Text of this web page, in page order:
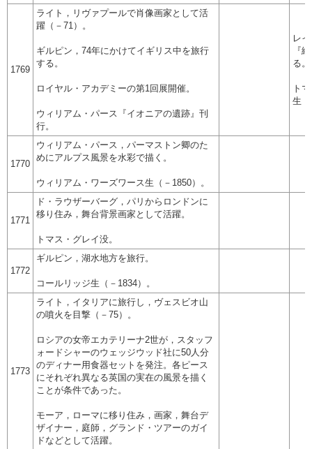
1769
ライト，リヴァプールで肖像画家として活
躍（－71）。
ギルピン，74年にかけてイギリス中を旅行
する。
ロイヤル・アカデミーの第1回展開催。
ウィリアム・パース『イオニアの遺跡』刊
行。
レ
『
る。
ト
生
1770
ウィリアム・パース，パーマストン卿のた
めにアルプス風景を水彩で描く。
ウィリアム・ワーズワース生（－1850）。
1771
ド・ラウザーバーグ，パリからロンドンに
移り住み，舞台背景画家として活躍。
トマス・グレイ没。
1772
ギルピン，湖水地方を旅行。
コールリッジ生（－1834）。
1773
ライト，イタリアに旅行し，ヴェスビオ山
の噴火を目撃（－75）。
ロシアの女帝エカテリーナ2世が，スタッフ
ォードシャーのウェッジウッド社に50人分
のディナー用食器セットを発注。各ピース
にそれぞれ異なる英国の実在の風景を描く
ことが条件であった。
モーア，ローマに移り住み，画家，舞台デ
ザイナー，庭師，グランド・ツアーのガイ
ドなどとして活躍。